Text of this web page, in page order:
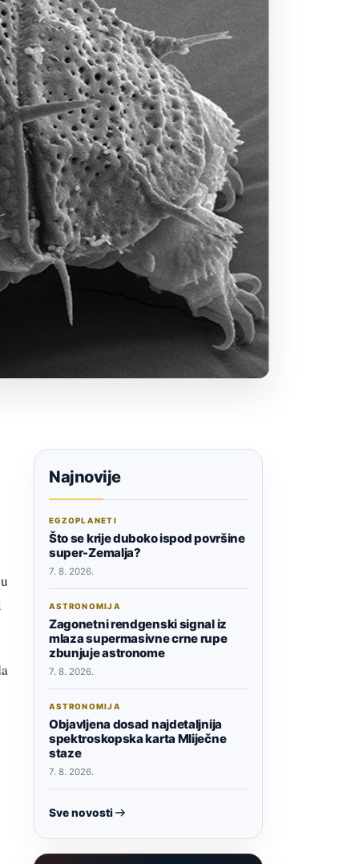
Najnovije
EGZOPLANETI
Što se krije duboko ispod površine
super-Zemalja?
7. 8. 2026.
ASTRONOMIJA
Zagonetni rendgenski signal iz
mlaza supermasivne crne rupe
zbunjuje astronome
7. 8. 2026.
ASTRONOMIJA
Objavljena dosad najdetaljnija
spektroskopska karta Mliječne
staze
7. 8. 2026.
Sve novosti